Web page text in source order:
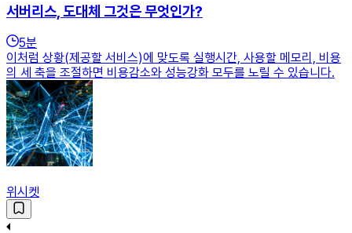
서버리스, 도대체 그것은 무엇인가?
5분
이처럼 상황(제공할 서비스)에 맞도록 실행시간, 사용할 메모리, 비용
의 세 축을 조절하면 비용감소와 성능강화 모두를 노릴 수 있습니다.
위시켓